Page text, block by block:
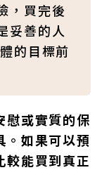
，買完後
妥善的人
的目標前
慰或實質的保
。如果可以預
較能買到真正